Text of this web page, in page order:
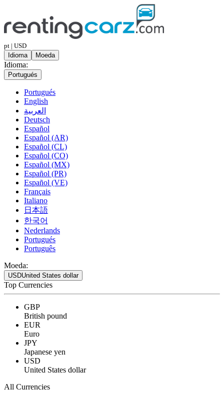
pt | USD
Idioma
Moeda
Idioma:
Portugués
Portugués
English
العربية
Deutsch
Español
Español (AR)
Español (CL)
Español (CO)
Español (MX)
Español (PR)
Español (VE)
Français
Italiano
日本語
한국어
Nederlands
Portugués
Português
Moeda:
USDUnited States dollar
Top Currencies
GBP
British pound
EUR
Euro
JPY
Japanese yen
USD
United States dollar
All Currencies